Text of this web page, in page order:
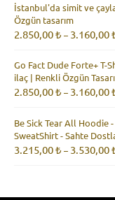
İstanbul'da simit ve
Özgün tasarım
2.850,00₺ – 3.160,00
Go Fact Dude Forte+ T-
ilaç | Renkli Özgün
2.850,00₺ – 3.160,00
Be Sick Tear All Hoodie
SweatShirt - Sahte
3.215,00₺ – 3.530,00